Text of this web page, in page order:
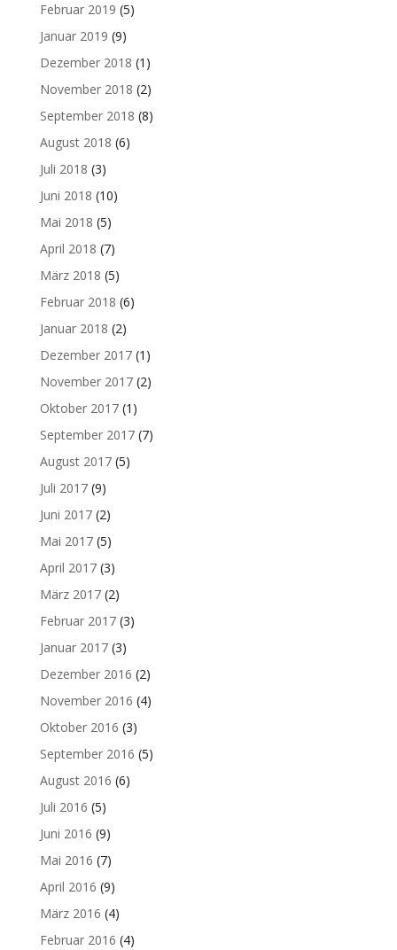
Februar 2019 (5)
Januar 2019 (9)
Dezember 2018 (1)
November 2018 (2)
September 2018 (8)
August 2018 (6)
Juli 2018 (3)
Juni 2018 (10)
Mai 2018 (5)
April 2018 (7)
März 2018 (5)
Februar 2018 (6)
Januar 2018 (2)
Dezember 2017(1)
November 2017(2)
Oktober 2017(1)
September 2017(7)
August 2017(5)
Juli 2017(9)
Juni 2017(2)
Mai 2017(5)
April 2017(3)
März 2017(2)
Februar 2017(3)
Januar 2017(3)
Dezember 2016 (2)
November 2016 (4)
Oktober 2016 (3)
September 2016 (5)
August 2016 (6)
Juli 2016 (5)
Juni 2016 (9)
Mai 2016 (7)
April 2016 (9)
März 2016 (4)
Februar 2016 (4)